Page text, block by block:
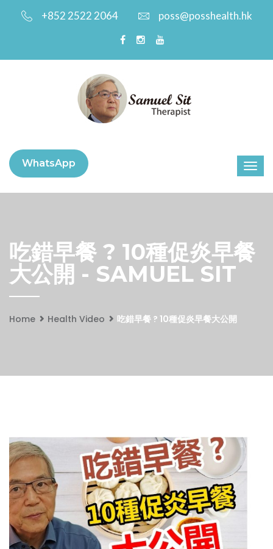
+852 2522 2064 poss@posshealth.hk
WhatsApp
吃錯早餐 ? 10種促炎早餐
大公開 - SAMUEL SIT
Home Health Video 吃錯早餐 ? 10種促炎早餐大公開